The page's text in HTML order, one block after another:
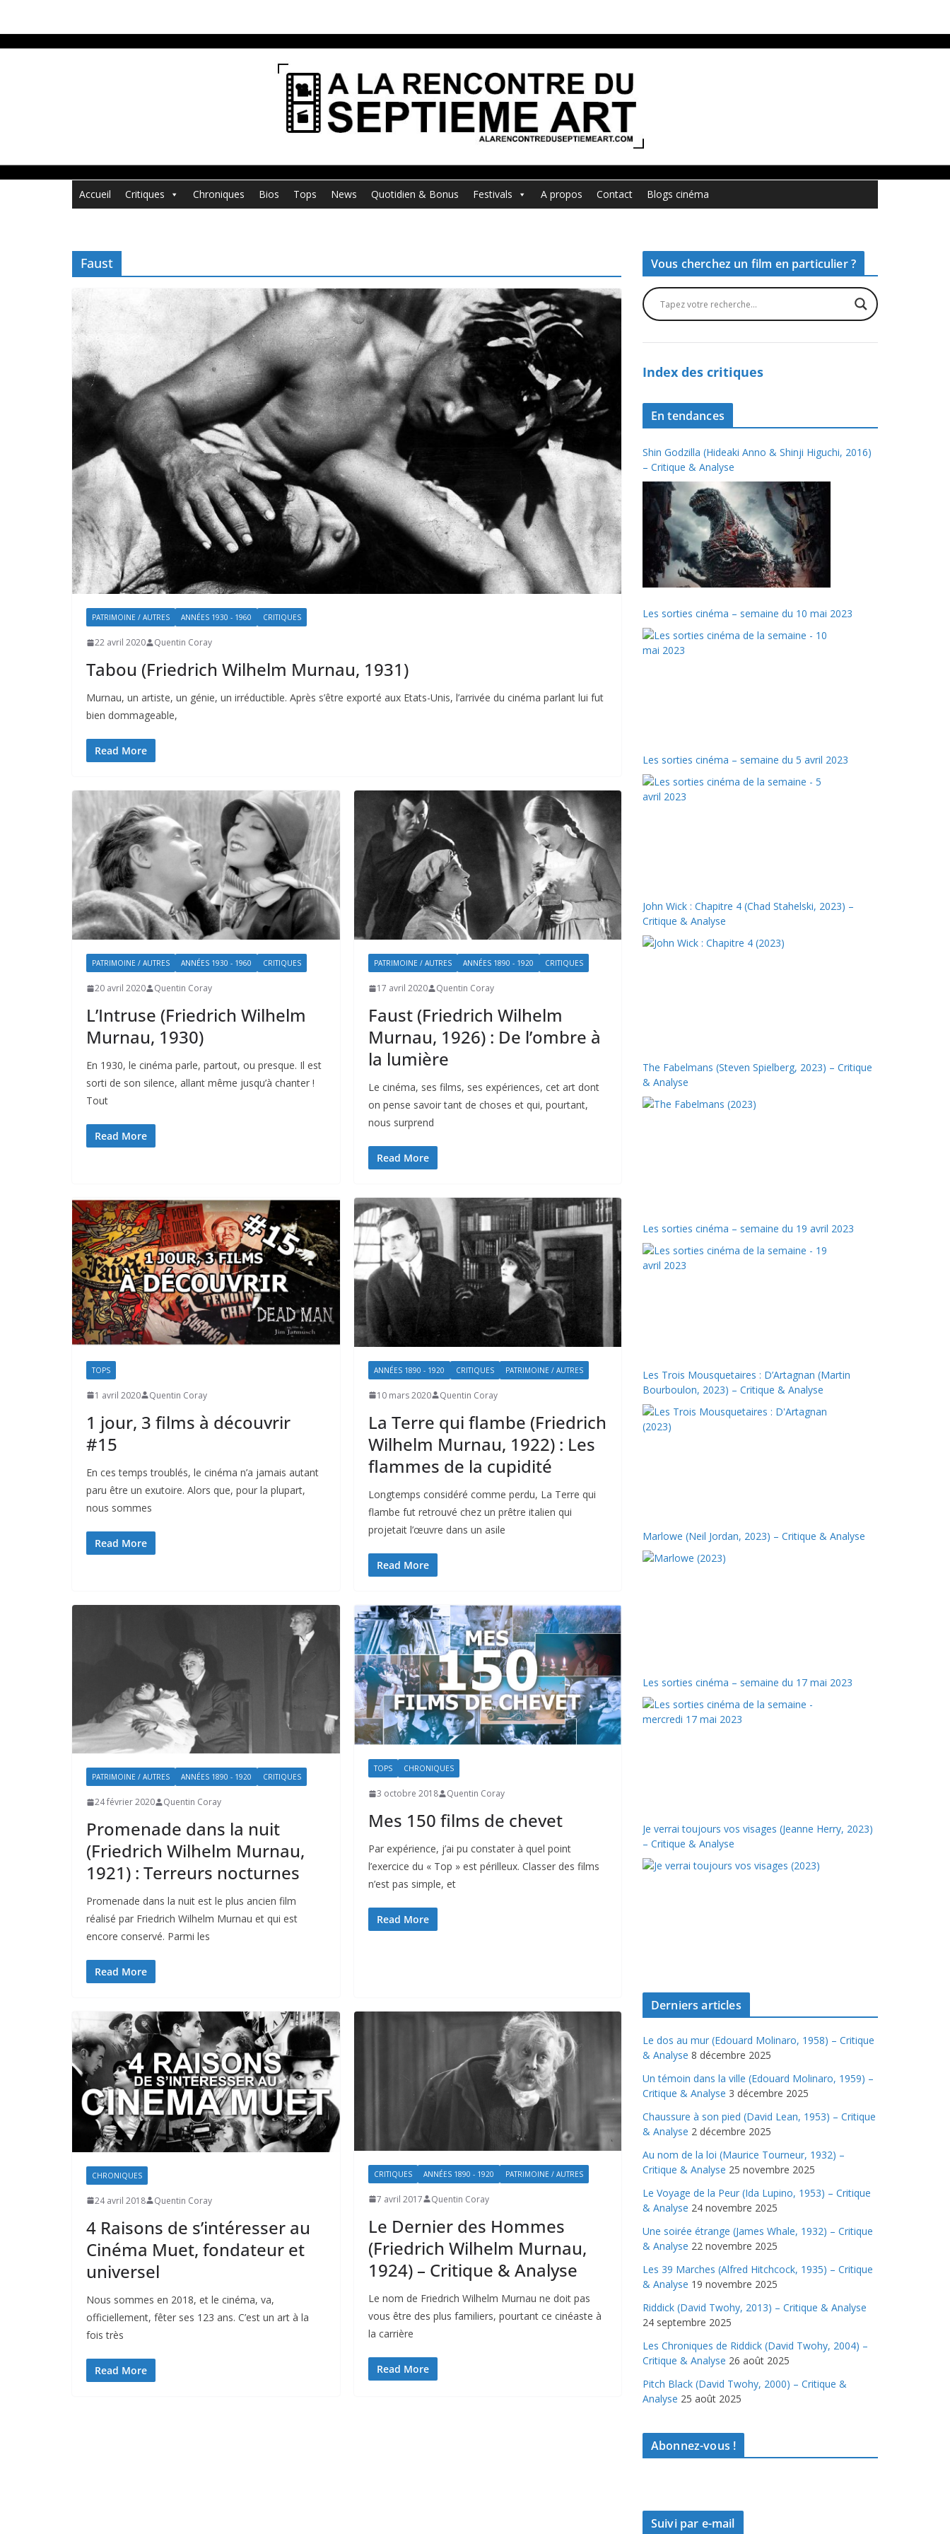
contenu
Accueil Critiques Chroniques Bios Tops News Quotidien & Bonus Festivals A propos Contact Blogs cinéma
Faust
PATRIMOINE / AUTRES ANNÉES 1930 - 1960 CRITIQUES
22 avril 2020 Quentin Coray
Tabou (Friedrich Wilhelm Murnau, 1931)
Murnau, un artiste, un génie, un irréductible. Après s’être exporté aux Etats-Unis, l’arrivée du cinéma parlant lui fut
bien dommageable,
Read More
PATRIMOINE / AUTRES ANNÉES 1930 - 1960 CRITIQUES
20 avril 2020 Quentin Coray
L’Intruse (Friedrich Wilhelm
Murnau, 1930)
En 1930, le cinéma parle, partout, ou presque. Il est
sorti de son silence, allant même jusqu’à chanter !
Tout
Read More
PATRIMOINE / AUTRES ANNÉES 1890 - 1920 CRITIQUES
17 avril 2020 Quentin Coray
Faust (Friedrich Wilhelm
Murnau, 1926) : De l’ombre à
la lumière
Le cinéma, ses films, ses expériences, cet art dont
on pense savoir tant de choses et qui, pourtant,
nous surprend
Read More
TOPS
1 avril 2020 Quentin Coray
1 jour, 3 films à découvrir
#15
En ces temps troublés, le cinéma n’a jamais autant
paru être un exutoire. Alors que, pour la plupart,
nous sommes
Read More
ANNÉES 1890 - 1920 CRITIQUES PATRIMOINE / AUTRES
10 mars 2020 Quentin Coray
La Terre qui flambe (Friedrich
Wilhelm Murnau, 1922) : Les
flammes de la cupidité
Longtemps considéré comme perdu, La Terre qui
flambe fut retrouvé chez un prêtre italien qui
projetait l’œuvre dans un asile
Read More
PATRIMOINE / AUTRES ANNÉES 1890 - 1920 CRITIQUES
24 février 2020 Quentin Coray
Promenade dans la nuit
(Friedrich Wilhelm Murnau,
1921) : Terreurs nocturnes
Promenade dans la nuit est le plus ancien film
réalisé par Friedrich Wilhelm Murnau et qui est
encore conservé. Parmi les
Read More
TOPS CHRONIQUES
3 octobre 2018 Quentin Coray
Mes 150 films de chevet
Par expérience, j’ai pu constater à quel point
l’exercice du « Top » est périlleux. Classer des films
n’est pas simple, et
Read More
CHRONIQUES
24 avril 2018 Quentin Coray
4 Raisons de s’intéresser au
Cinéma Muet, fondateur et
universel
Nous sommes en 2018, et le cinéma, va,
officiellement, fêter ses 123 ans. C’est un art à la
fois très
Read More
CRITIQUES ANNÉES 1890 - 1920 PATRIMOINE / AUTRES
7 avril 2017 Quentin Coray
Le Dernier des Hommes
(Friedrich Wilhelm Murnau,
1924) – Critique & Analyse
Le nom de Friedrich Wilhelm Murnau ne doit pas
vous être des plus familiers, pourtant ce cinéaste à
la carrière
Read More
Vous cherchez un film en particulier ?
Index des critiques
En tendances
Shin Godzilla (Hideaki Anno & Shinji Higuchi, 2016)
– Critique & Analyse
Les sorties cinéma – semaine du 10 mai 2023
Les sorties cinéma – semaine du 5 avril 2023
John Wick : Chapitre 4 (Chad Stahelski, 2023) –
Critique & Analyse
The Fabelmans (Steven Spielberg, 2023) – Critique
& Analyse
Les sorties cinéma – semaine du 19 avril 2023
Les Trois Mousquetaires : D’Artagnan (Martin
Bourboulon, 2023) – Critique & Analyse
Marlowe (Neil Jordan, 2023) – Critique & Analyse
Les sorties cinéma – semaine du 17 mai 2023
Je verrai toujours vos visages (Jeanne Herry, 2023)
– Critique & Analyse
Derniers articles
Le dos au mur (Edouard Molinaro, 1958) – Critique
& Analyse 8 décembre 2025
Un témoin dans la ville (Edouard Molinaro, 1959) –
Critique & Analyse 3 décembre 2025
Chaussure à son pied (David Lean, 1953) – Critique
& Analyse 2 décembre 2025
Au nom de la loi (Maurice Tourneur, 1932) –
Critique & Analyse 25 novembre 2025
Le Voyage de la Peur (Ida Lupino, 1953) – Critique
& Analyse 24 novembre 2025
Une soirée étrange (James Whale, 1932) – Critique
& Analyse 22 novembre 2025
Les 39 Marches (Alfred Hitchcock, 1935) – Critique
& Analyse 19 novembre 2025
Riddick (David Twohy, 2013) – Critique & Analyse
24 septembre 2025
Les Chroniques de Riddick (David Twohy, 2004) –
Critique & Analyse 26 août 2025
Pitch Black (David Twohy, 2000) – Critique &
Analyse 25 août 2025
Abonnez-vous !
Suivi par e-mail